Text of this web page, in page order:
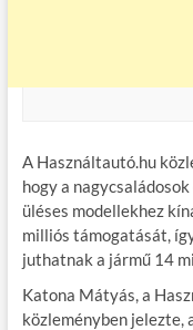
A Használtautó.hu
hogy a
üléses modellekhez
milliós támogatását,
juthatnak a jármű 14
Katona Mátyás, a
közleményben jelezte,